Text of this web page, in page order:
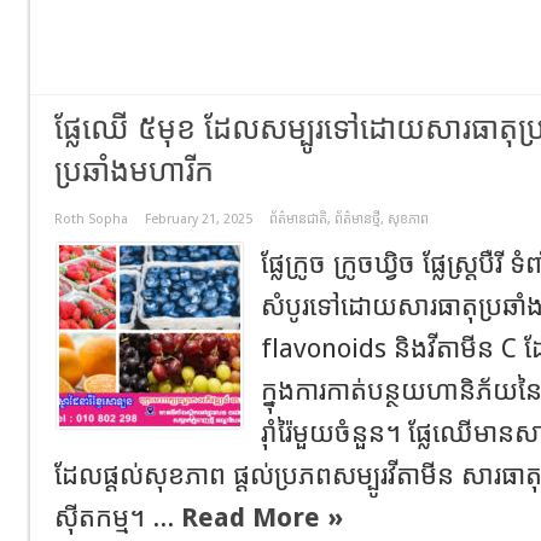
ផ្លែឈើ ៥មុខ ដែលសម្បូរទៅដោយសារធាតុ
ប្រឆាំងមហារីក
Roth Sopha February 21, 2025 ព័ត៌មានជាតិ, ព័ត៌មានថ្មី, សុខភាព
ផ្លែក្រូច ក្រូចឃ្វិច ផ្លែស្ត្របឺរី
សំបូរទៅដោយសារធាតុប្រឆាំ
flavonoids និងវីតាមីន C
ក្នុងការកាត់បន្ថយហានិភ័យន
រ៉ាំរ៉ៃមួយចំនួន។ ផ្លែឈើមាន
ដែលផ្តល់សុខភាព ផ្តល់ប្រភពសម្បូរវីតាមីន សារធា
ស៊ីតកម្ម។ ... Read More »